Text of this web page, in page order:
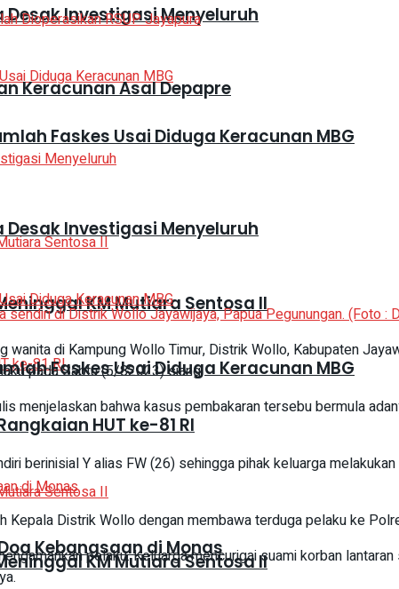
Desak Investigasi Menyeluruh
Faskes Usai Diduga Keracunan MBG
KM Mutiara Sentosa II
HUT ke-81 RI
Kebangsaan di Monas
Keracunan Asal Depapre
Desak Investigasi Menyeluruh
Faskes Usai Diduga Keracunan MBG
KM Mutiara Sentosa II
di Distrik Wollo Jayawijaya, Papua Pegunungan. (Foto :
wanita di Kampung Wollo Timur, Distrik Wollo, Kabupaten
pada Sabtu (5/82023) siang.
menjelaskan bahwa kasus pembakaran tersebu bermula
berinisial Y alias FW (26) sehingga pihak keluarga
Distrik Wollo dengan membawa terduga pelaku ke
pelaku. Keluarga mencurigai suami korban